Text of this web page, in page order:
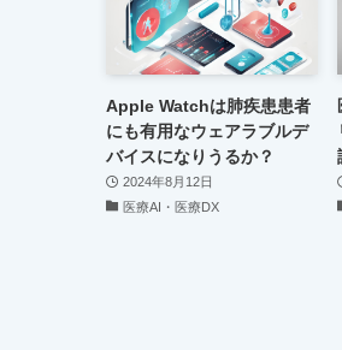
Apple Watchは肺疾患患者
にも有用なウェアラブルデ
バイスになりうるか？
2024年8月12日
医療AI・医療DX